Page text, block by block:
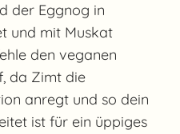
der Eggnog in
und mit Muskat
den veganen
da Zimt die
anregt und so dein
ist für ein üppiges